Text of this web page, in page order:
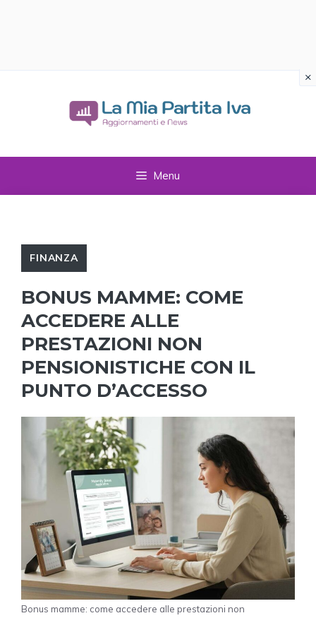
Menu
FINANZA
BONUS MAMME: COME
ACCEDERE ALLE
PRESTAZIONI NON
PENSIONISTICHE CON IL
PUNTO D’ACCESSO
Bonus mamme: come accedere alle prestazioni non
×